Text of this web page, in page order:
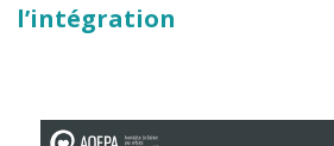
l’intégration